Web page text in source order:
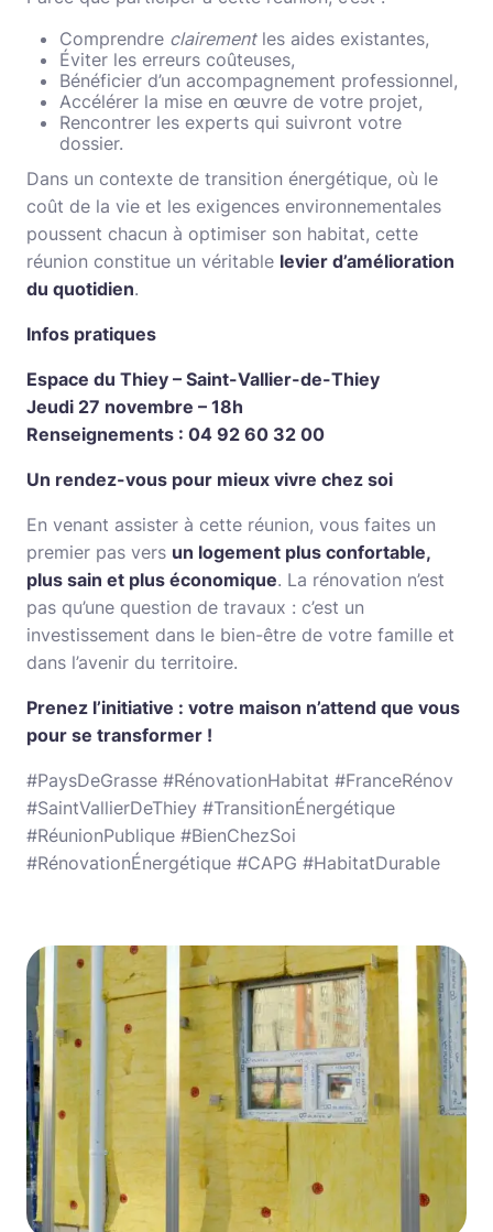
Comprendre clairementles aides existantes,
Éviter les erreurs coûteuses,
Bénéficier d’un accompagnement professionnel,
Accélérer la mise en œuvre de votre projet,
Rencontrer les experts qui suivront votre
dossier.
Dans un contexte de transition énergétique, où le
coût de la vie et les exigences environnementales
poussent chacun à optimiser son habitat, cette
réunion constitue un véritable levier d’amélioration
du quotidien.
Infos pratiques
Espace du Thiey – Saint-Vallier-de-Thiey
Jeudi 27 novembre – 18h
Renseignements : 04 92 60 32 00
Un rendez-vous pour mieux vivre chez soi
En venant assister à cette réunion, vous faites un
premier pas vers un logement plus confortable,
plus sain et plus économique. La rénovation n’est
pas qu’une question de travaux : c’est un
investissement dans le bien-être de votre famille et
dans l’avenir du territoire.
Prenez l’initiative : votre maison n’attend que vous
pour se transformer !
#PaysDeGrasse #RénovationHabitat #FranceRénov
#SaintVallierDeThiey #TransitionÉnergétique
#RéunionPublique #BienChezSoi
#RénovationÉnergétique #CAPG #HabitatDurable